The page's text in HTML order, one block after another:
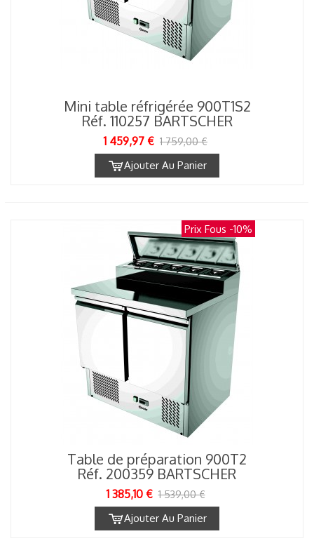
Mini table réfrigérée 900T1S2
Réf. 110257 BARTSCHER
1 459,97 € 1 759,00 €
Ajouter Au Panier
Prix Fous -10%
Table de préparation 900T2
Réf. 200359 BARTSCHER
1 385,10 € 1 539,00 €
Ajouter Au Panier